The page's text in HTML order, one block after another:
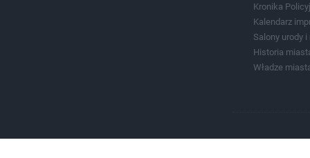
Kronika
Kalendarz
Salony urody i
Historia
Władze